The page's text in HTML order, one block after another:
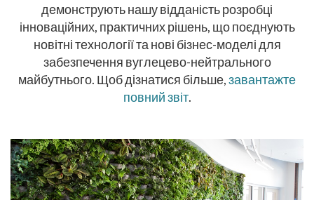
демонструють нашу відданість розробці
інноваційних, практичних рішень, що поєднують
новітні технології та нові бізнес-моделі для
забезпечення вуглецево-нейтрального
майбутнього. Щоб дізнатися більше,завантажте
повний звіт.